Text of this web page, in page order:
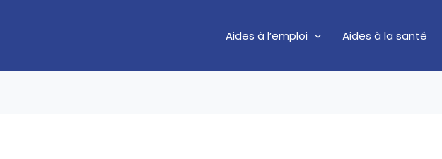
Aides à l’emploi Aides à la santé